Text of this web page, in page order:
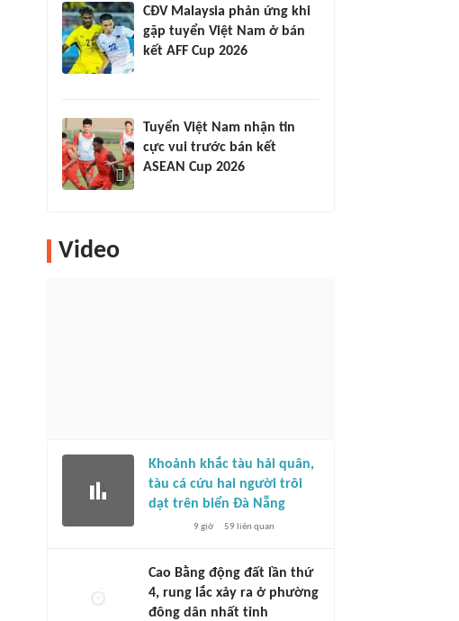
CĐV Malaysia phản ứng khi
gặp tuyển Việt Nam ở bán
kết AFF Cup 2026
Tuyển Việt Nam nhận tin
cực vui trước bán kết
ASEAN Cup 2026
Video
Khoảnh khắc tàu hải quân,
tàu cá cứu hai người trôi
dạt trên biển Đà Nẵng
9 giờ 59 liên quan
Cao Bằng động đất lần thứ
4, rung lắc xảy ra ở phường
đông dân nhất tỉnh